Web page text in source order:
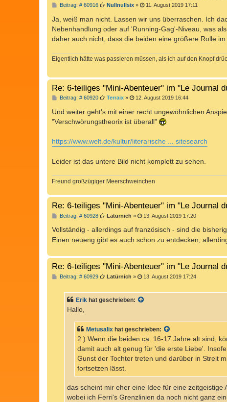
Beitrag: # 60916B
i
r
a
g
Nullnullsix» 11. August 2019 17:11
Ja, weiß man nicht. Lassen wir uns überraschen. Ich
Nebenhandlung oder auf 'Running-Gag'-Niveau, was
daher auch nicht, dass die beiden eine größere Rolle im
Eigentlich hätte was passieren müssen, als ich auf den Knopf
Re: 6-teiliges "Mini-Abenteuer" im "Le Journal
Beitrag: # 60920B
i
r
Terraix» 12. August 2019 16:44
Und weiter geht's mit einer recht ungewöhnlichen
"Verschwörungstheorix ist überall"
https://www.welt.de/kultur/literarische ... sitesearch
Leider ist das untere Bild nicht komplett zu sehen.
Freund großzügiger Meerschweinchen
Re: 6-teiliges "Mini-Abenteuer" im "Le Journal
Beitrag: # 60928B
i
r
Latürnich » 13. August 2019 17:20
Vollständig - allerdings auf französisch - sind die
Einen neueng gibt es auch schon zu entdecken,
Re: 6-teiliges "Mini-Abenteuer" im "Le Journal
Beitrag: # 60929B
r
Latürnich » 13. August 2019 17:24
Erik hat geschrieben:
Hallo,
Metusalix hat geschrieben:
2.) Wenn die beiden ca. 16-17 Jahre alt sind,
damit auch alt genug für 'die erste Liebe'.
Gunst der Tochter treten und darüber in Streit
fortsetzen lässt.
das scheint mir eher eine Idee für eine
wobei ich Ferri's Grenzlinien da noch nicht ganz